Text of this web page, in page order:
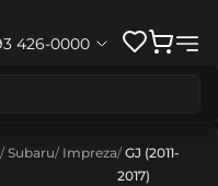
426-0000
Subaru Impreza GJ (2011-
2017)